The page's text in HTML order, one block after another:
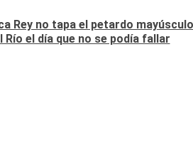
Rey no tapa el petardo mayúsculo
Río el día que no se podía fallar